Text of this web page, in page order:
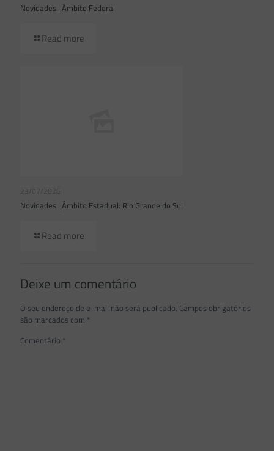
Novidades | Âmbito Federal
Read more
23/07/2026
Novidades | Âmbito Estadual: Rio Grande do Sul
Read more
Deixe um comentário
O seu endereço de e-mail não será publicado. Campos obrigatórios
são marcados com *
Comentário *